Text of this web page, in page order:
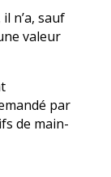
n’a, sauf
valeur
par
de main-